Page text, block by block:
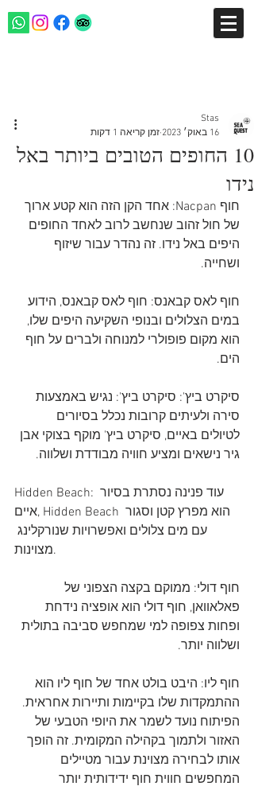
10 החופים הטובים ביותר באל
נידו
Stas
16 באוק׳ 2023
זמן קריאה 1 דקות
חוף Nacpan: אחד הקן הזה הוא קטע ארוך
של חול זהוב שנחשב לרוב לאחד החופים
היפים באל נידו. זה נהדר עבור שיזוף
ושחייה.
חוף לאס קבאנס: חוף לאס קבאנס, הידוע
במים הצלולים ובנופי השקיעה היפים שלו,
הוא מקום פופולרי למנוחה ולברים על חוף
הים.
סיקרט ביץ': סיקרט ביץ': נגיש באמצעות
סירה ולעיתים קרובות נכלל בסיורים
לטיולים באיים, סיקרט ביץ' מוקף בצוקי אבן
גיר נישאים ומציע חוויה מבודדת ושלווה.
Hidden Beach: עוד פנינה נסתרת בסיור
איים, Hidden Beach הוא מפרץ קטן וסגור
עם מים צלולים ואפשרויות שנורקלינג
מצוינות.
חוף דולי: ממוקם בקצה הצפוני של
פאלאוואן, חוף דולי הוא אופציה נידחת
ופחות צפופה למי שמחפש סביבה בתולית
ושלווה יותר.
חוף ליו: היבט בולט אחד של חוף ליו הוא
ההתמקדות שלו בקיימות ותיירות אחראית.
הפיתוח נועד לשמר את היופי הטבעי של
האזור ולתמוך בקהילה המקומית. זה הופך
אותו לבחירה מצוינת עבור מטיילים
המחפשים חווית חוף ידידותית יותר